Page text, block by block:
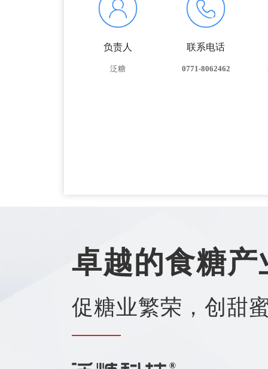
负责人
泛糖
联系电话
0771-8062462
卓越的食糖
促糖业繁荣，创甜